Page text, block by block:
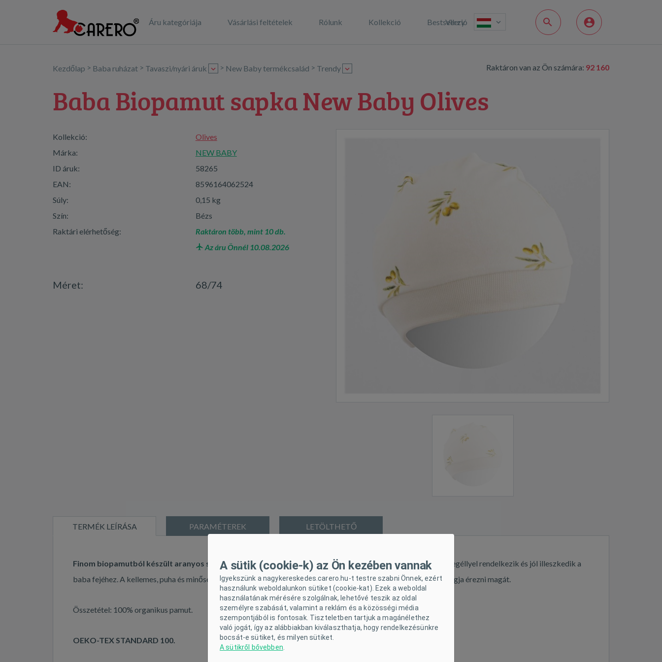
Áru kategóriája Vásárlási feltételek Rólunk Kollekció Bestsellery
Verzió
Raktáron van az Ön számára: 92 160
Kezdőlap > Baba ruházat > Tavaszi/nyári áruk > New Baby termékcsalád > Trendy
Baba Biopamut sapka New Baby Olives
Kollekció:
Olives
Márka:
NEW BABY
ID áruk:
58265
EAN:
8596164062524
Súly:
0,15 kg
Szín:
Bézs
Raktári elérhetőség:
Raktáron több, mint 10 db.
Az áru Önnél 10.08.2026
Méret: 68/74
TERMÉK LEÍRÁSA PARAMÉTEREK LETÖLTHETŐ
Finom biopamutból készült aranyos sapka New Baby.A sapka olajbogyó mintával van díszítve. Szélesebb szegéllyel rendelkezik és jól illeszkedik a
baba fejéhez. A kellemes, puha és minőségi anyagnak köszönhetően babája nagyon kellemesen és kényelmesen fogja érezni magát.
Összetétel: 100% organikus pamut.
OEKO-TEX STANDARD 100.
A sütik (cookie-k) az Ön kezében vannak
Igyekszünk a nagykereskedes.carero.hu-t testre szabni Önnek, ezért
használunk weboldalunkon sütiket (cookie-kat). Ezek a weboldal
használatának mérésére szolgálnak, lehetővé teszik az oldal
személyre szabását, valamint a reklám és a közösségi média
szempontjából is fontosak. Tiszteletben tartjuk a magánélethez
való jogát, így az alábbiakban kiválaszthatja, hogy rendelkezésünkre
bocsát-e sütiket, és milyen sütiket.
A sütikről bővebben